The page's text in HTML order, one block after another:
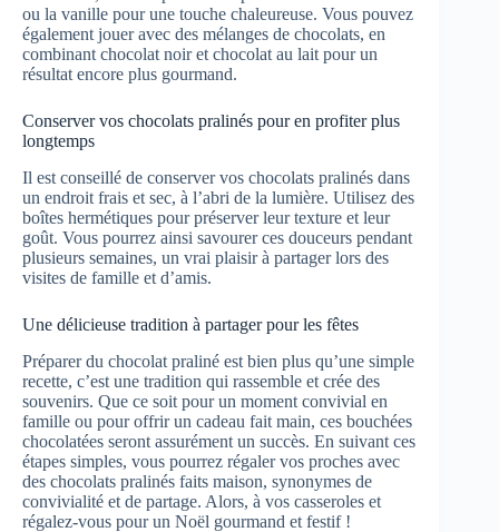
ou la vanille pour une touche chaleureuse. Vous pouvez
également jouer avec des mélanges de chocolats, en
combinant chocolat noir et chocolat au lait pour un
résultat encore plus gourmand.
Conserver vos chocolats pralinés pour en profiter plus
longtemps
Il est conseillé de conserver vos chocolats pralinés dans
un endroit frais et sec, à l’abri de la lumière. Utilisez des
boîtes hermétiques pour préserver leur texture et leur
goût. Vous pourrez ainsi savourer ces douceurs pendant
plusieurs semaines, un vrai plaisir à partager lors des
visites de famille et d’amis.
Une délicieuse tradition à partager pour les fêtes
Préparer du chocolat praliné est bien plus qu’une simple
recette, c’est une tradition qui rassemble et crée des
souvenirs. Que ce soit pour un moment convivial en
famille ou pour offrir un cadeau fait main, ces bouchées
chocolatées seront assurément un succès. En suivant ces
étapes simples, vous pourrez régaler vos proches avec
des chocolats pralinés faits maison, synonymes de
convivialité et de partage. Alors, à vos casseroles et
régalez-vous pour un Noël gourmand et festif !